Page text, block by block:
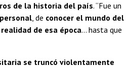
de la historia del país. “Fue un
, de conocer el mundo del
realidad de esa época… hasta que
se truncó violentamente